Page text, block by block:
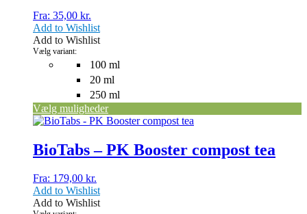
Fra: 35,00 kr.
100 ml
20 ml
250 ml
Vælg variant:
Vælg muligheder
Mulighederne
kan
vælges
på
varesiden
Add to Wishlist
Add to Wishlist
BioTabs – PK Booster compost tea
Fra: 179,00 kr.
Dette
har
flere
Mulighederne
kan
vælges
Add to Wishlist
Add to Wishlist